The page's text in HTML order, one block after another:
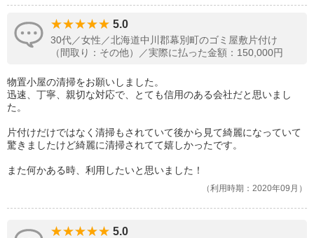
5.0
30代／女性／北海道中川郡幕別町のゴミ屋敷片付け
（間取り：その他）／実際に払った金額：150,000円
物置小屋の清掃をお願いしました。
迅速、丁寧、親切な対応で、とても信用のある会社だと思いまし
た。
片付けだけではなく清掃もされていて後から見て綺麗になっていて
驚きましたけど綺麗に清掃されてて嬉しかったです。
また何かある時、利用したいと思いました！
利用時期：2020年09月
5.0